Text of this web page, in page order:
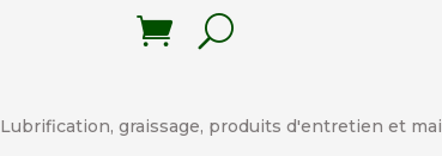
Lubrification, graissage, produits d'entretien et